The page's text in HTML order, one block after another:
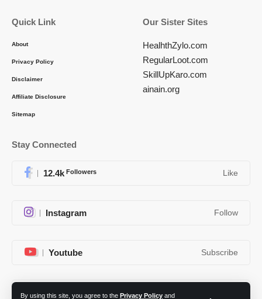
By using this site, you agree to the Privacy Policy and
Quick Link
About
Privacy Policy
Disclaimer
Affiliate Disclosure
Sitemap
Our Sister Sites
HealhthZylo.com
RegularLoot.com
SkillUpKaro.com
ainain.org
Stay Connected
12.4k Followers Like
Instagram Follow
Youtube Subscribe
Telegram